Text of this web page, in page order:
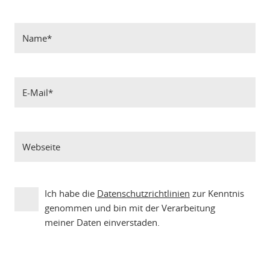
Ich habe die Datenschutzrichtlinien zur Kenntnis
genommen und bin mit der Verarbeitung
meiner Daten einverstaden.